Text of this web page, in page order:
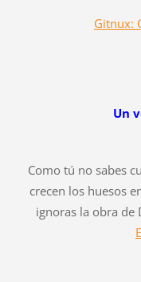
Gitnux:
Un
Como tú no sabes
crecen los huesos
ignoras la obra de